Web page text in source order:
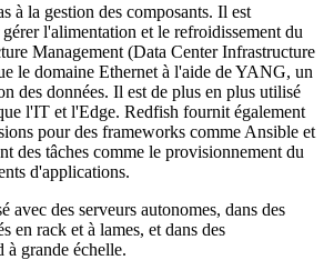
à la gestion des composants. Il est
l'alimentation et le refroidissement du
Management (Data Center Infrastructure
le domaine Ethernet à l'aide de YANG, un
des données. Il est de plus en plus utilisé
l'IT et l'Edge. Redfish fournit également
pour des frameworks comme Ansible et
des tâches comme le provisionnement du
d'applications.
avec des serveurs autonomes, dans des
en rack et à lames, et dans des
à grande échelle.